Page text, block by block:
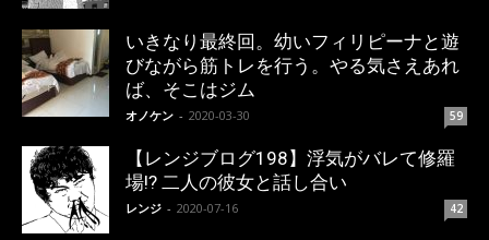
いきなり最終回。幼いフィリピーナと遊
びながら筋トレを行う。やる気さえあれ
ば、そこはジム
オノケン - 2020-03-30 59
【レンジブログ198】浮気がバレて修羅
場!? 二人の彼女と話し合い
レンジ - 2020-07-16 42